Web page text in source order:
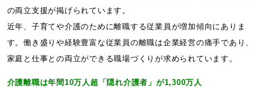
の両立支援が掲げられています。
近年、子育てや介護のために離職する従業員が増加傾向にありま
す。働き盛りや経験豊富な従業員の離職は企業経営の痛手であり、
家庭と仕事との両立ができる職場づくりが求められています。
介護離職は年間10万人超「隠れ介護者」が1,300万人